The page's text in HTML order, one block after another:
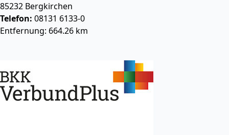
85232 Bergkirchen
Telefon: 08131 6133-0
Entfernung: 664.26 km